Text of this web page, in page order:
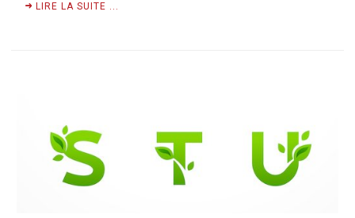
LIRE LA SUITE ...